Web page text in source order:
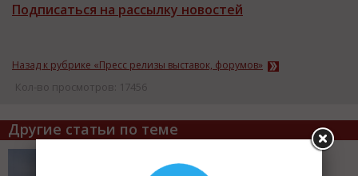
Подписаться на рассылку новостей
Назад к рубрике «Пресс релизы выставок, форумов»
Кол-во просмотров: 17456
Другие статьи по теме